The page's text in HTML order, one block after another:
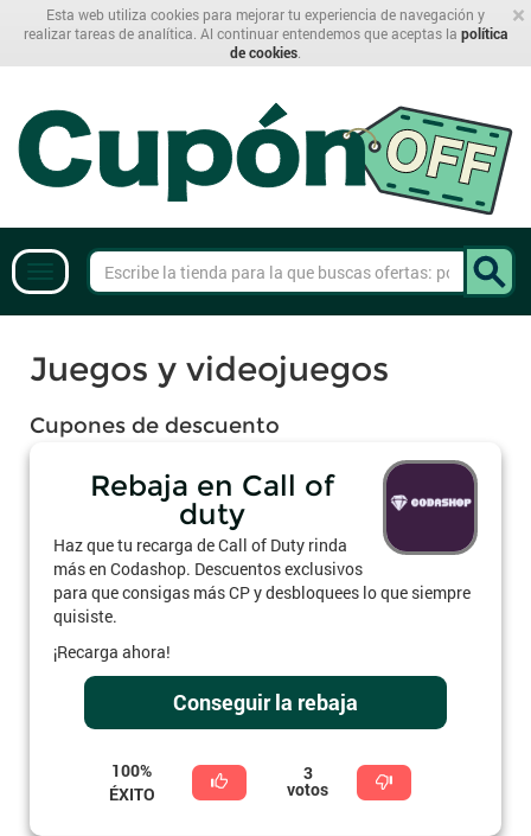
×
Esta web utiliza cookies para mejorar tu experiencia de navegación y
realizar tareas de analítica. Al continuar entendemos que aceptas la política
de cookies
Juegos y videojuegos
Cupones de descuento
Rebaja en Call of
duty
Haz que tu recarga de Call of Duty rinda
más en Codashop. Descuentos exclusivos
para que consigas más CP y desbloquees lo que siempre
quisiste.
¡Recarga ahora!
Conseguir la rebaja
100%
ÉXITO
3
votos